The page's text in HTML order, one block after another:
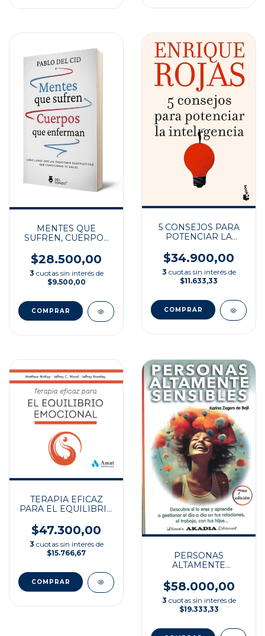
MENTES QUE
SUFREN, CUERPOS
$28.500,00
3 cuotas sin interés de
$9.500,00
5 CONSEJOS PARA
POTENCIAR LA
$34.900,00
3 cuotas sin interés de
$11.633,33
TERAPIA EFICAZ
PARA EL EQUILIBRIO
$47.300,00
3 cuotas sin interés de
$15.766,67
PERSONAS
ALTAMENTE
$58.000,00
3 cuotas sin interés de
$19.333,33